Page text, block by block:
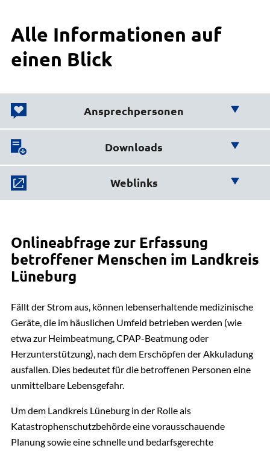
Alle Informationen auf
einen Blick
Ansprechpersonen
Wir helfen Ihnen weiter!
Sascha Westermann
Fachdienstleitung Bevölkerungsschutz
E-Mail senden
Gebäude 12, Zimmer 002
Downloads
Hier finden Sie wichtige
Downloads:
Handeln in Notsituationen
PDF | 0.89 MB
Weblinks
Onlineabfrage zur Erfassung betroffener
Menschen im Landkreis Lüneburg
Bundesamt für Bevölkerungsschutz und
Katastrophenhilfe
Onlineabfrage zur Erfassung
betroffener Menschen im Landkreis
Lüneburg
Fällt der Strom aus, können lebenserhaltende medizinische
Geräte, die im häuslichen Umfeld betrieben werden (wie
etwa zur Heimbeatmung, CPAP-Beatmung oder
Herzunterstützung), nach dem Erschöpfen der Akkuladung
ausfallen. Dies bedeutet für die betroffenen Personen eine
unmittelbare Lebensgefahr.
Um dem Landkreis Lüneburg in der Rolle als
Katastrophenschutzbehörde eine vorausschauende
Planung sowie eine schnelle und bedarfsgerechte